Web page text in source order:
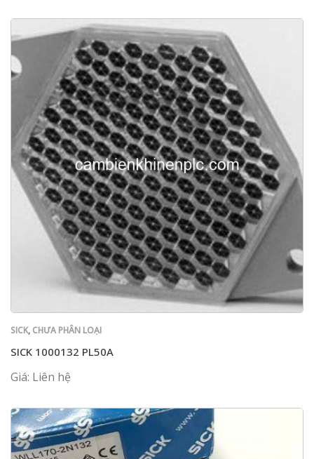
SICK, CHƯA PHÂN LOẠI
SICK 1000132 PL50A
Giá: Liên hệ